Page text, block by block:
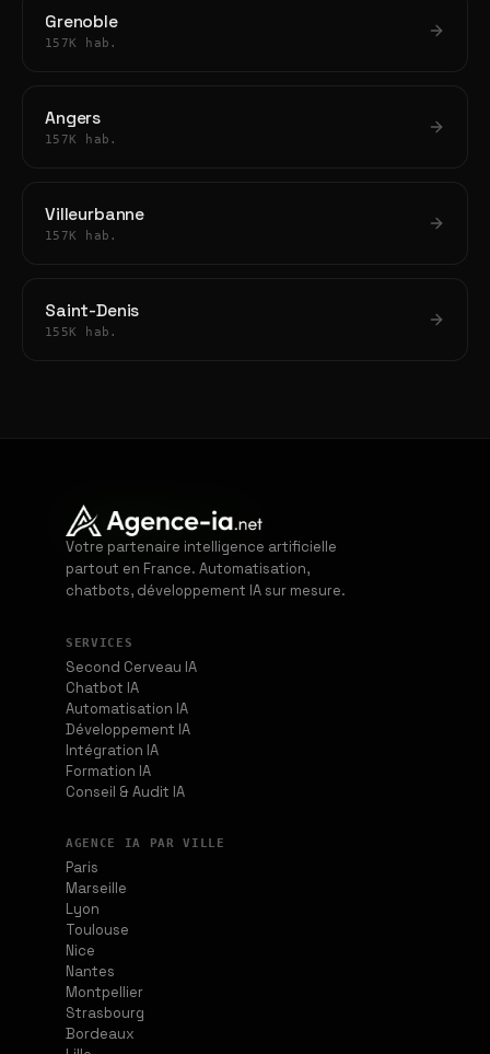
Grenoble
157K hab.
Angers
157K hab.
Villeurbanne
157K hab.
Saint-Denis
155K hab.
Votre partenaire intelligence artificielle
partout en France. Automatisation,
chatbots, développement IA sur mesure.
SERVICES
Second Cerveau IA
Chatbot IA
Automatisation IA
Développement IA
Intégration IA
Formation IA
Conseil & Audit IA
AGENCE IA PAR VILLE
Paris
Marseille
Lyon
Toulouse
Nice
Nantes
Montpellier
Strasbourg
Bordeaux